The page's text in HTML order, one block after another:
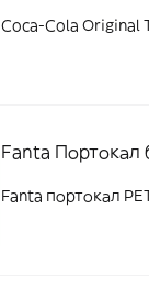
Coca-Cola Original
Fanta Портокал
Fanta портокал